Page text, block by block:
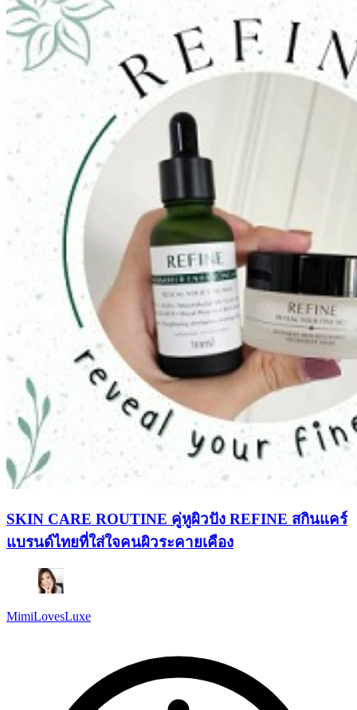
SKIN CARE ROUTINE คู่หูผิวปัง REFINE สกินแคร์
แบรนด์ไทยที่ใส่ใจคนผิวระคายเคือง
MimiLovesLuxe